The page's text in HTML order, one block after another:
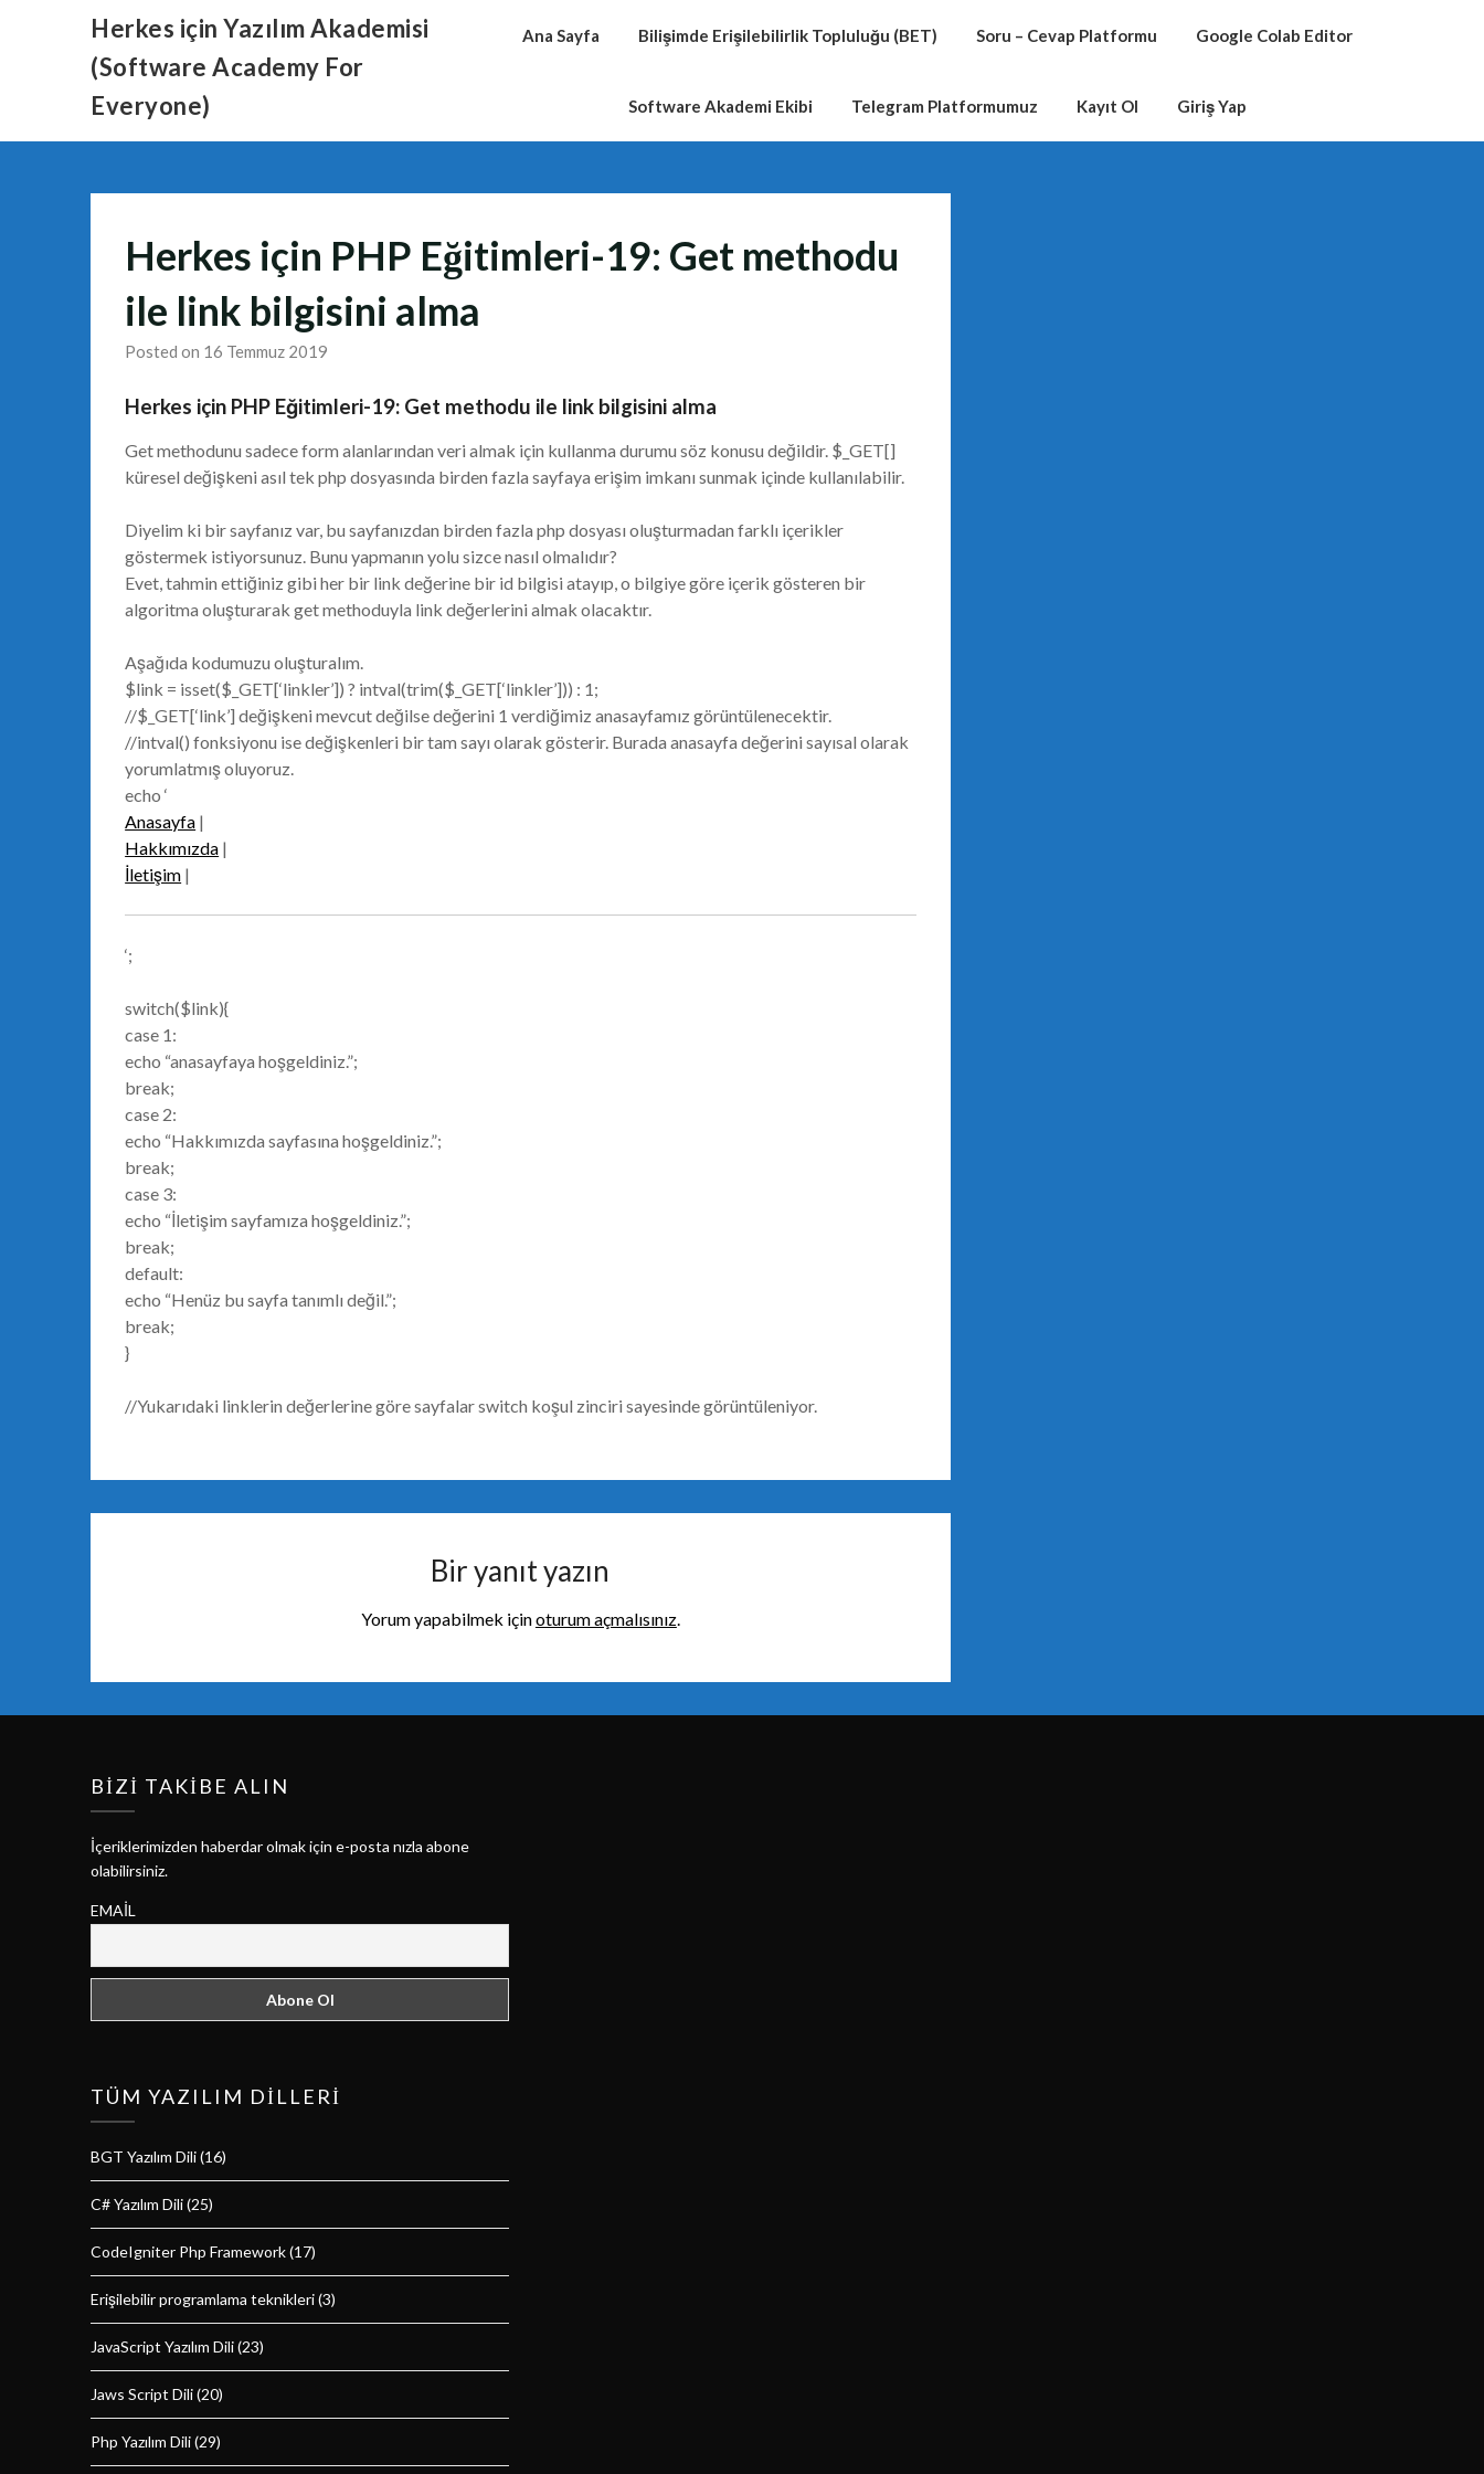
Herkes için Yazılım Akademisi
(Software Academy For
Everyone)
Ana Sayfa Bilişimde Erişilebilirlik Topluluğu (BET) Soru – Cevap Platformu Google Colab Editor
Software Akademi Ekibi Telegram Platformumuz Kayıt Ol Giriş Yap
Herkes için PHP Eğitimleri-19: Get methodu
ile link bilgisini alma
Posted on 16 Temmuz 2019
Herkes için PHP Eğitimleri-19: Get methodu ile link bilgisini alma
Get methodunu sadece form alanlarından veri almak için kullanma durumu söz konusu değildir. $_GET[]
küresel değişkeni asıl tek php dosyasında birden fazla sayfaya erişim imkanı sunmak içinde kullanılabilir.
Diyelim ki bir sayfanız var, bu sayfanızdan birden fazla php dosyası oluşturmadan farklı içerikler
göstermek istiyorsunuz. Bunu yapmanın yolu sizce nasıl olmalıdır?
Evet, tahmin ettiğiniz gibi her bir link değerine bir id bilgisi atayıp, o bilgiye göre içerik gösteren bir
algoritma oluşturarak get methoduyla link değerlerini almak olacaktır.
Aşağıda kodumuzu oluşturalım.
$link = isset($_GET[‘linkler’]) ? intval(trim($_GET[‘linkler’])) : 1;
//$_GET[‘link’] değişkeni mevcut değilse değerini 1 verdiğimiz anasayfamız görüntülenecektir.
//intval() fonksiyonu ise değişkenleri bir tam sayı olarak gösterir. Burada anasayfa değerini sayısal olarak
yorumlatmış oluyoruz.
echo ‘
Anasayfa |
Hakkımızda |
İletişim |
‘;
switch($link){
case 1:
echo “anasayfaya hoşgeldiniz.”;
break;
case 2:
echo “Hakkımızda sayfasına hoşgeldiniz.”;
break;
case 3:
echo “İletişim sayfamıza hoşgeldiniz.”;
break;
default:
echo “Henüz bu sayfa tanımlı değil.”;
break;
}
//Yukarıdaki linklerin değerlerine göre sayfalar switch koşul zinciri sayesinde görüntüleniyor.
Bir yanıt yazın
Yorum yapabilmek içinoturum açmalısınız.
BIZI TAKIBE ALIN
İçeriklerimizden haberdar olmak için e-posta nızla abone
olabilirsiniz.
EMAIL
TÜM YAZILIM DILLERI
BGT Yazılım Dili(16)
C# Yazılım Dili(25)
CodeIgniter Php Framework(17)
Erişilebilir programlama teknikleri(3)
JavaScript Yazılım Dili(23)
Jaws Script Dili(20)
Php Yazılım Dili(29)